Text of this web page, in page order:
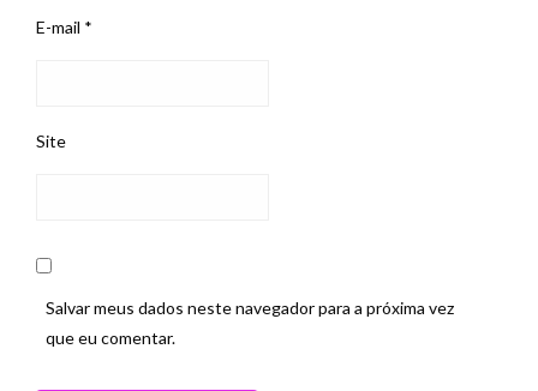
E-mail *
Site
Salvar meus dados neste navegador para a próxima vez
que eu comentar.